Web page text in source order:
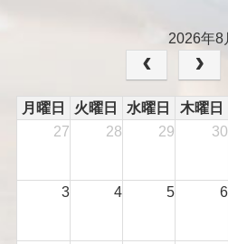
2026年8
月曜日 火曜日 水曜日 木曜日
27
28 29 30
3 4 5 6